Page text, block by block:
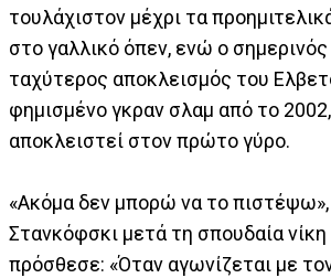
τουλάχιστον μέχρι τα
στο γαλλικό όπεν, ενώ ο
ταχύτερος αποκλεισμός του
φημισμένο γκραν σλαμ από το
αποκλειστεί στον πρώτο γύρο.
«Ακόμα δεν μπορώ να το πιστέψω»,
Στανκόφσκι μετά τη σπουδαία νίκη
πρόσθεσε: «Όταν αγωνίζεται με